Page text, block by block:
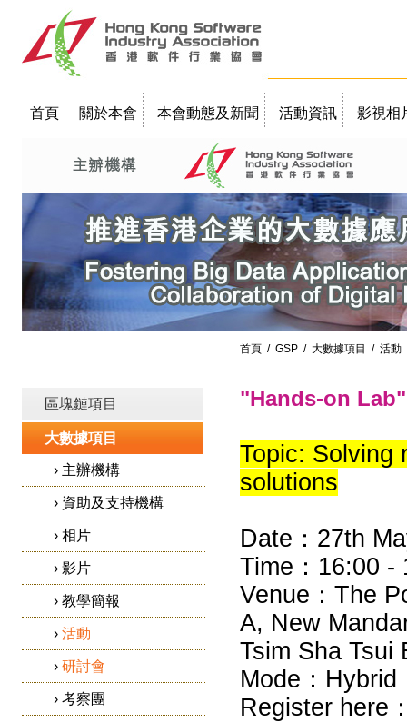
首頁 關於本會 本會動態及新聞 活動資訊 影視相
聯絡我們 教學簡報
首頁 / GSP / 大數據項目 / 活動
區塊鏈項目
大數據項目
› 主辦機構
› 資助及支持機構
› 相片
› 影片
› 教學簡報
› 活動
› 研討會
› 考察團
"Hands-on
Topic: Solving
solutions
Date：27th
Time：16:00 -
Venue：The
A, New
Tsim Sha Tsui
Mode：Hybrid
Register here